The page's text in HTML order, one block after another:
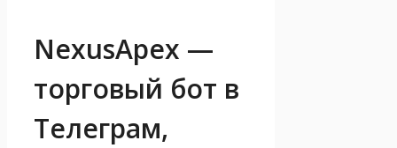
NexusApex —
торговый бот в
Телеграм,